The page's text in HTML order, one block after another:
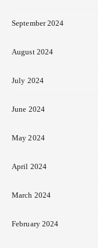
September 2024
August 2024
July 2024
June 2024
May 2024
April 2024
March 2024
February 2024